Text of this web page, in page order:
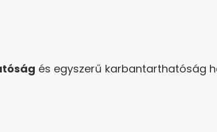
és egyszerű karbantarthatóság